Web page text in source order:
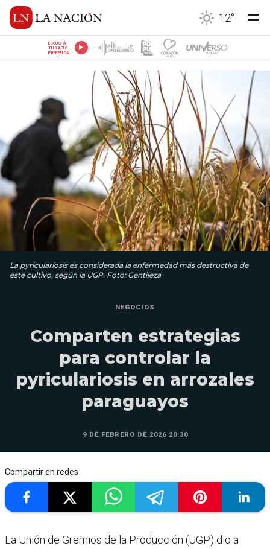
12°
ESCUCHÁ
TU RADIO
PREFERIDA
La pyriculariosis es considerada la enfermedad más destructiva de
este cultivo, según la UGP. Foto: Gentileza
NEGOCIOS
Comparten estrategias
para controlar la
pyriculariosis en arrozales
paraguayos
9 DE FEBRERO DE 2026 20:30
Compartir en redes
La Unión de Gremios de la Producción (UGP) dio a